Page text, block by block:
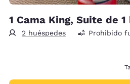
1 Cama King, Suite de
2 huéspedes Prohibido